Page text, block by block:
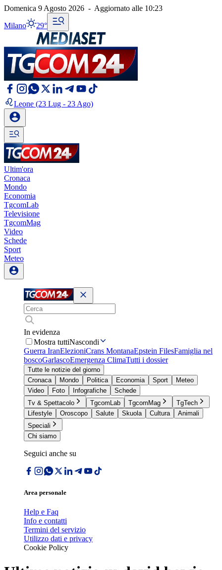
Domenica 9 Agosto 2026 - Aggiornato alle 10:23
Milano 29°
Leone (23 Lug - 23 Ago)
Ultim'ora
Cronaca
Mondo
Economia
TgcomLab
Televisione
TgcomMag
Video
Schede
Sport
Meteo
In evidenza
Mostra tuttiNascondi
Guerra IranElezioniCrans MontanaEpstein FilesFamiglia nel
boscoGarlascoEmergenza ClimaTutti i dossier
Tutte le notizie del giorno
Cronaca
Mondo Politica Economia Sport
Meteo
Video
Foto Infografiche
Schede
Tv & Spettacolo
TgcomLab TgcomMag
TgTech
Lifestyle
Oroscopo Salute Skuola Cultura
Animali
Speciali
Chi siamo
Seguici anche su
Area personale
Help e Faq
Info e contatti
Termini del servizio
Utilizzo dati e privacy
Cookie Policy